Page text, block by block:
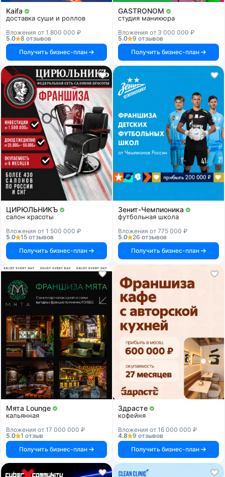
Kaifa
доставка суши и роллов
Вложения от 1 800 000 ₽
5.0
8 отзывов
Получить бизнес-план
GASTRONOM
студия маникюра
Вложения от 3 000 000 ₽
5.0
9 отзывов
Получить бизнес-план
ЦИРЮЛЬНИКЪ
салон красоты
Вложения от 1 500 000 ₽
5.0
15 отзывов
Получить бизнес-план
Зенит-Чемпионика
футбольная школа
Вложения от 775 000 ₽
5.0
26 отзывов
Получить бизнес-план
Мята Lounge
кальянная
Вложения от 17 000 000 ₽
5.0
1 отзыв
Получить бизнес-план
Здрасте
кофейня
Вложения от 16 000 000 ₽
4.8
9 отзывов
Получить бизнес-план